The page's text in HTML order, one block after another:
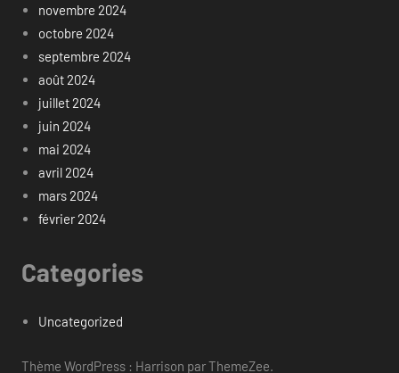
novembre 2024
octobre 2024
septembre 2024
août 2024
juillet 2024
juin 2024
mai 2024
avril 2024
mars 2024
février 2024
Categories
Uncategorized
Thème WordPress : Harrison par ThemeZee.